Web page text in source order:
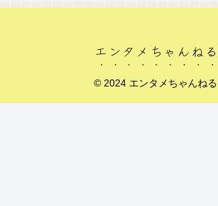
エンタメちゃんねる
© 2024 エンタメちゃんねる.